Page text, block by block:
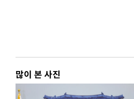
많이 본 사진